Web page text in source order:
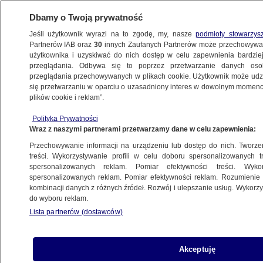
KONKRET24
FAŁSZ
przed planowaną wizytą
Gabriela Sieczkowska
13.04.2025, 13:55
Udostępnij
Dbamy o Twoją prywatność
Jeśli użytkownik wyrazi na to zgodę, my, naszepodmioty
Partnerów IAB oraz30 innych Zaufanych Partnerów może
użytkownika i uzyskiwać do nich dostęp w celu zapewnienia
przeglądania. Odbywa się to poprzez przetwarzanie danych
przeglądania przechowywanych w plikach cookie. Użytkownik może
się przetwarzaniu w oparciu o uzasadniony interes w dowolnym
plików cookie i reklam”.
Polityka Prywatności
Wraz z naszymi partnerami przetwarzamy dane w celu zapewnienia:
Przechowywanie informacji na urządzeniu lub dostęp do nich.
treści. Wykorzystywanie profili w celu doboru spersonalizowanych
spersonalizowanych reklam. Pomiar efektywności treści.
spersonalizowanych reklam. Pomiar efektywności reklam.
kombinacji danych z różnych źródeł. Rozwój i ulepszanie usług.
do wyboru reklam.
Lista partnerów (dostawców)
Akceptuję